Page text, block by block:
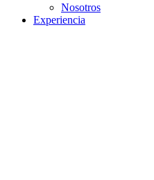
Nosotros
Experiencia